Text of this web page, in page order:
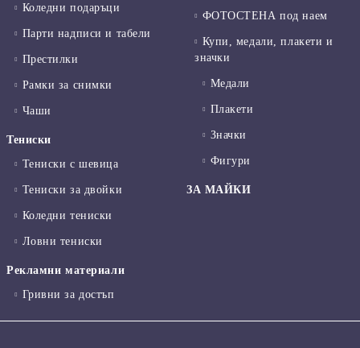
Коледни подаръци
Парти надписи и табели
Престилки
Рамки за снимки
Чаши
Тениски
Тениски с шевица
Тениски за двойки
Коледни тениски
Ловни тениски
Рекламни материали
Гривни за достъп
ФОТОСТЕНА под наем
Купи, медали, плакети и
значки
Медали
Плакети
Значки
Фигури
ЗА МАЙКИ